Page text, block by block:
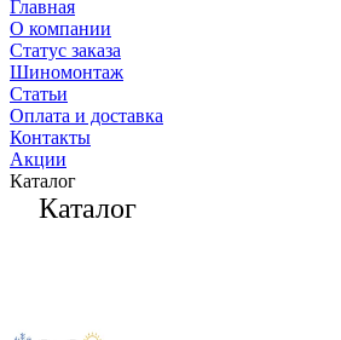
Главная
О компании
Статус заказа
Шиномонтаж
Статьи
Оплата и доставка
Контакты
Акции
Каталог
Каталог